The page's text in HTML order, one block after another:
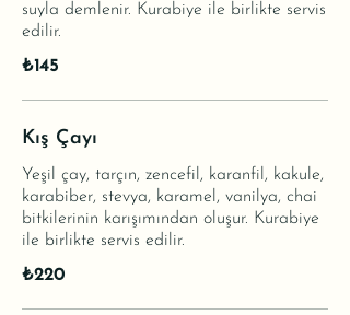
suyla demlenir. Kurabiye ile birlikte servis
edilir.
₺145
Kış Çayı
Yeşil çay, tarçın, zencefil, karanfil, kakule,
karabiber, stevya, karamel, vanilya, chai
bitkilerinin karışımından oluşur. Kurabiye
ile birlikte servis edilir.
₺220